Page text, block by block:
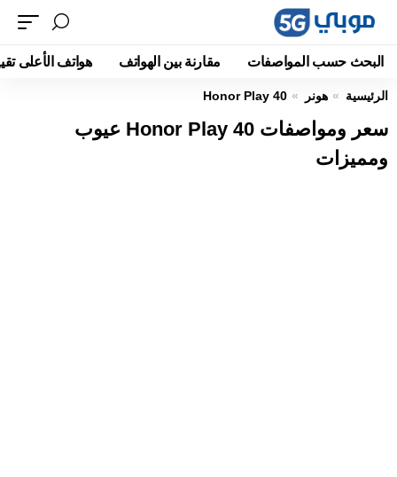
البحث حسب المواصفات مقارنة بين الهواتف هواتف الأعلى
الرئيسية هونر Honor Play 40
سعر ومواصفات Honor Play 40 عيوب
ومميزات